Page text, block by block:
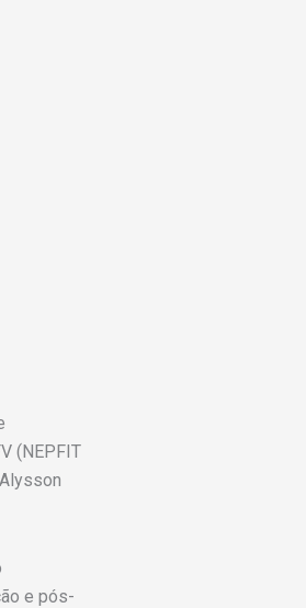
(NEPFIT
e pós-